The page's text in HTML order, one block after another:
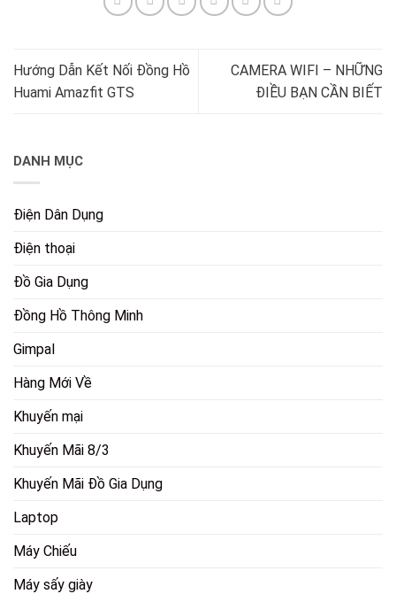
Hướng Dẫn Kết Nối Đồng Hồ
Huami Amazfit GTS
CAMERA WIFI – NHỮNG
ĐIỀU BẠN CẦN BIẾT
DANH MỤC
Điện Dân Dụng
Điện thoại
Đồ Gia Dụng
Đồng Hồ Thông Minh
Gimpal
Hàng Mới Về
Khuyến mại
Khuyến Mãi 8/3
Khuyến Mãi Đồ Gia Dụng
Laptop
Máy Chiếu
Máy sấy giày